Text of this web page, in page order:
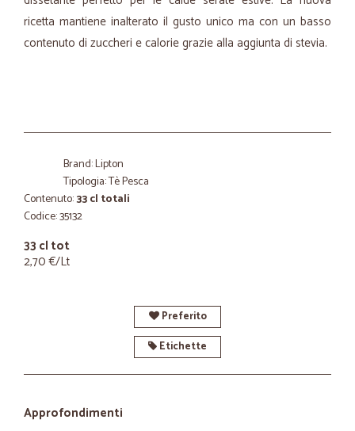
ricetta mantiene inalterato il gusto unico ma con un basso
contenuto di zuccheri e calorie grazie alla aggiunta di stevia.
Brand: Lipton
Tipologia: Tè Pesca
Contenuto:33 cl totali
Codice: 35132
33 cl tot
2,70 €/Lt
Preferito
Etichette
Approfondimenti